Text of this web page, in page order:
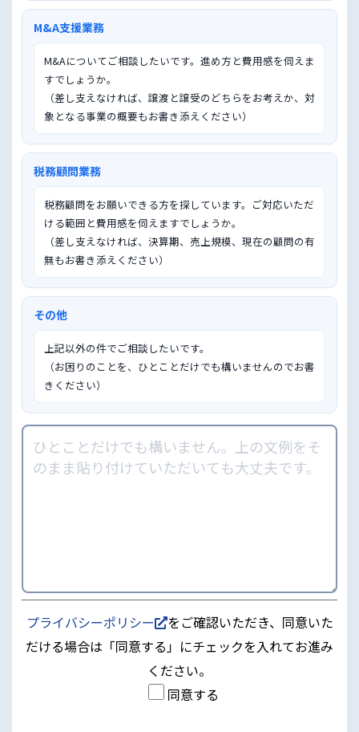
M&A支援業務
M&Aについてご相談したいです。進め方と費用感を伺えま
すでしょうか。
（差し支えなければ、譲渡と譲受のどちらをお考えか、対
象となる事業の概要もお書き添えください）
税務顧問業務
税務顧問をお願いできる方を探しています。ご対応いただ
ける範囲と費用感を伺えますでしょうか。
（差し支えなければ、決算期、売上規模、現在の顧問の有
無もお書き添えください）
その他
上記以外の件でご相談したいです。
（お困りのことを、ひとことだけでも構いませんのでお書
きください）
プライバシーポリシー
をご確認いただき、同意いた
だける場合は「同意する」にチェックを入れてお進み
ください。
同意する